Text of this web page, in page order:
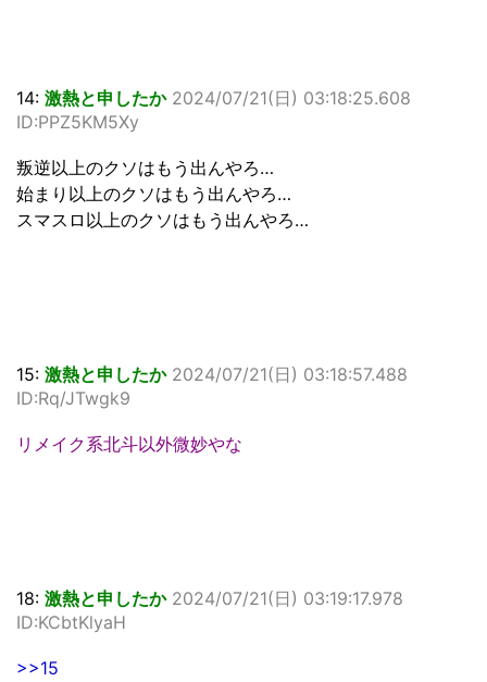
14: 激熱と申したか 2024/07/21(日) 03:18:25.608
ID:PPZ5KM5Xy
叛逆以上のクソはもう出んやろ…
始まり以上のクソはもう出んやろ…
スマスロ以上のクソはもう出んやろ…
15: 激熱と申したか 2024/07/21(日) 03:18:57.488
ID:Rq/JTwgk9
リメイク系北斗以外微妙やな
18: 激熱と申したか 2024/07/21(日) 03:19:17.978
ID:KCbtKlyaH
>>15